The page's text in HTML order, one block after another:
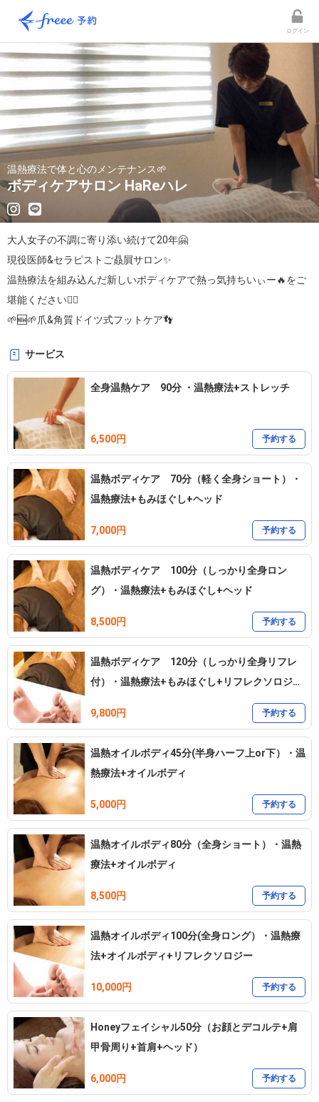
ログイン
温熱療法で体と心のメンテナンス🌱
ボディケアサロン HaReハレ
大人女子の不調に寄り添い続けて20年🤗
現役医師&セラピストご贔屓サロン✨
温熱療法を組み込んだ新しいボディケアで熱っ気持ちいぃー🔥をご
堪能ください❤️‍🔥
🌱🆕🌱爪&角質ドイツ式フットケア👣
サービス
全身温熱ケア 90分 ・温熱療法+ストレッチ
6,500円 予約する
温熱ボディケア 70分（軽く全身ショート）・
温熱療法+もみほぐし+ヘッド
7,000円 予約する
温熱ボディケア 100分（しっかり全身ロン
グ）・温熱療法+もみほぐし+ヘッド
8,500円 予約する
温熱ボディケア 120分（しっかり全身リフレ
付）・温熱療法+もみほぐし+リフレクソロジー
9,800円
予約する
温熱オイルボディ45分(半身ハーフ上or下）・温
熱療法+オイルボディ
5,000円 予約する
温熱オイルボディ80分（全身ショート）・温熱
療法+オイルボディ
8,500円 予約する
温熱オイルボディ100分(全身ロング）・温熱療
法+オイルボディ+リフレクソロジー
10,000円 予約する
Honeyフェイシャル50分（お顔とデコルテ+肩
甲骨周り+首肩+ヘッド）
6,000円 予約する